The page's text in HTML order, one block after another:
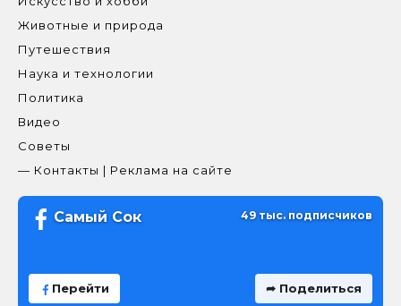
Животные и природа
Путешествия
Наука и технологии
Политика
Видео
Советы
— Контакты | Реклама на сайте
Самый Сок 49 тыс. подписчиков
Перейти ➦ Поделиться